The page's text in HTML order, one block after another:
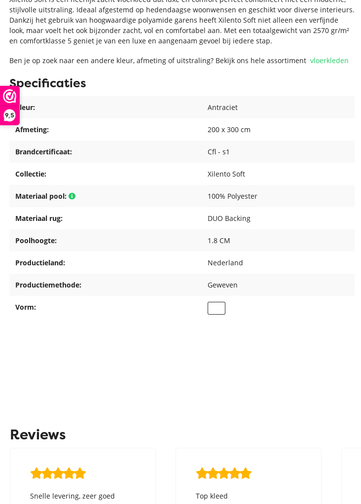
9,5
stijlvolle uitstraling. Ideaal afgestemd op hedendaagse woonwensen en geschikt voor diverse interieurs.
Dankzij het gebruik van hoogwaardige polyamide garens heeft Xilento Soft niet alleen een verfijnde
look, maar voelt het ook bijzonder zacht, vol en comfortabel aan. Met een totaalgewicht van 2570 gr/m²
en comfortklasse 5 geniet je van een luxe en aangenaam gevoel bij iedere stap.
Ben je op zoek naar een andere kleur, afmeting of uitstraling? Bekijk ons hele assortimentvloerkleden
Specificaties
Kleur: Antraciet
Afmeting: 200 x 300 cm
Brandcertificaat: Cfl - s1
Collectie: Xilento Soft
Materiaal pool: 100% Polyester
Materiaal rug: DUO Backing
Poolhoogte: 1.8 CM
Productieland: Nederland
Productiemethode: Geweven
Vorm:
Reviews
Snelle levering, zeer goed
Top kleed